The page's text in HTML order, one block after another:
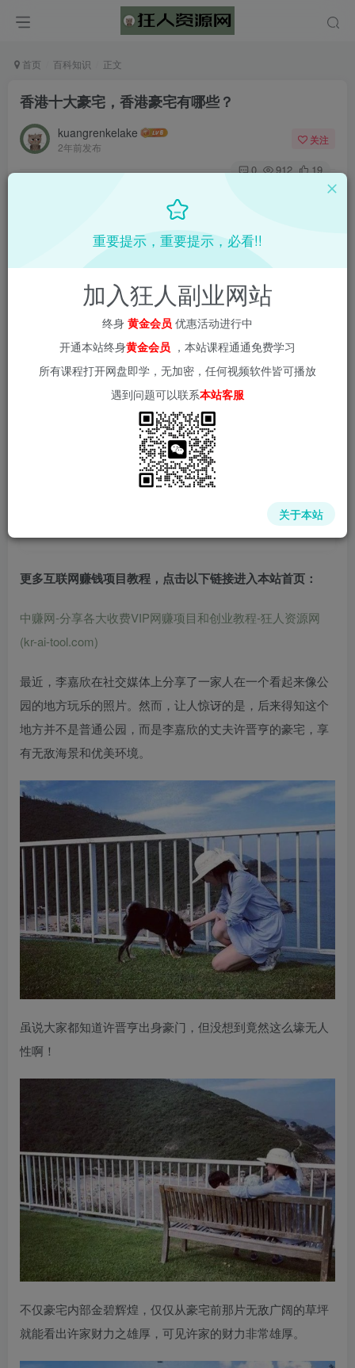
首页 百科知识 正文
香港十大豪宅，香港豪宅有哪些？
kuangrenkelake
2年前发布
关注
0 912 19
📌 1000➕互联网副业项目教程，更多网赚项目，点击以下
链接进入本站首页：
中赚网 - 分享各大收费VIP网赚项目和创业教程 - 狂人资源
更多互联网赚钱项目教程，点击以下链接进入本站首页 ：
中赚网-分享各大收费VIP网赚项目和创业教程-狂人资源网
(kr-ai-tool.com)
最近，李嘉欣在社交媒体上分享了一家人在一个看起来像公
园的地方玩乐的照片。然而，让人惊讶的是，后来得知这个
地方并不是普通公园，而是李嘉欣的丈夫许晋亨的豪宅，享
有无敌海景和优美环境。
虽说大家都知道许晋亨出身豪门，但没想到竟然这么壕无人
性啊！
不仅豪宅内部金碧辉煌，仅仅从豪宅前那片无敌广阔的草坪
就能看出许家财力之雄厚，可见许家的财力非常雄厚。
重要提示，重要提示，必看!!
加入狂人副业网站
终身 黄金会员 优惠活动进行中
开通本站终身黄金会员 ，本站课程通通免费学习
所有课程打开网盘即学，无加密，任何视频软件皆可播放
遇到问题可以联系本站客服
关于本站